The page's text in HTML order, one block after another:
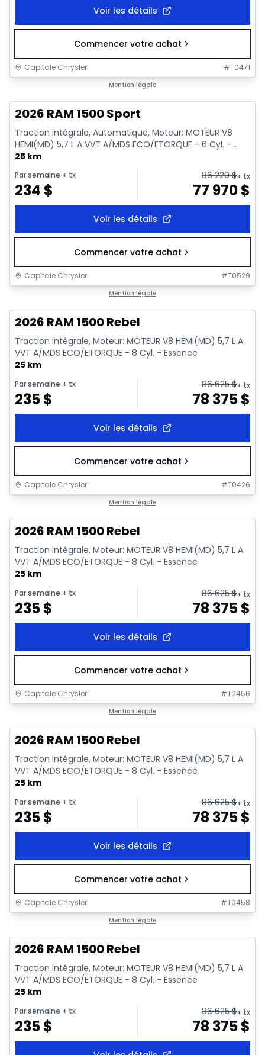
Voir les détails
Commencer votre achat
Capitale Chrysler #T0471
Mention légale
2026 RAM 1500 Sport
Traction intégrale, Automatique, Moteur: MOTEUR V8
HEMI(MD) 5,7 L A VVT A/MDS ECO/ETORQUE - 6 Cyl. -...
25 km
Par semaine + tx
234 $
86 220$+ tx
77 970$
Voir les détails
Commencer votre achat
Capitale Chrysler #T0529
Mention légale
2026 RAM 1500 Rebel
Traction intégrale, Moteur: MOTEUR V8 HEMI(MD) 5,7 L A
VVT A/MDS ECO/ETORQUE - 8 Cyl. - Essence
25 km
Par semaine + tx
235$
86 625$+ tx
78 375$
Voir les détails
Commencer votre achat
Capitale Chrysler #T0426
Mention légale
2026 RAM 1500 Rebel
Traction intégrale, Moteur: MOTEUR V8 HEMI(MD) 5,7 L A
VVT A/MDS ECO/ETORQUE - 8 Cyl. - Essence
25 km
Par semaine + tx
235$
86 625$+ tx
78 375$
Voir les détails
Commencer votre achat
Capitale Chrysler #T0456
Mention légale
2026 RAM 1500 Rebel
Traction intégrale, Moteur: MOTEUR V8 HEMI(MD) 5,7 L A
VVT A/MDS ECO/ETORQUE - 8 Cyl. - Essence
25 km
Par semaine + tx
235$
86 625$+ tx
78 375$
Voir les détails
Commencer votre achat
Capitale Chrysler #T0458
Mention légale
2026 RAM 1500 Rebel
Traction intégrale, Moteur: MOTEUR V8 HEMI(MD) 5,7 L A
VVT A/MDS ECO/ETORQUE - 8 Cyl. - Essence
25 km
Par semaine + tx
235$
86 625$+ tx
78 375$